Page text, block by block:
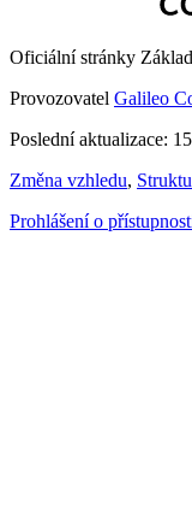
Oficiální stránky
Provozovatel Galileo
Poslední aktualizace:
Změna vzhledu,
Prohlášení o